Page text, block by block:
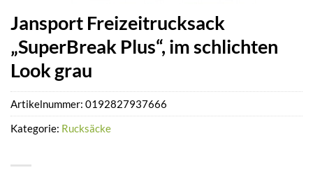
Jansport Freizeitrucksack
„SuperBreak Plus“, im schlichten
Look grau
Artikelnummer: 0192827937666
Kategorie: Rucksäcke